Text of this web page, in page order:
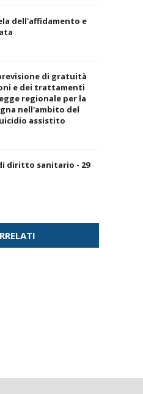
dell'affidamento e
di gratuità
e dei trattamenti
regionale per la
nell'ambito del
assistito
diritto sanitario - 29